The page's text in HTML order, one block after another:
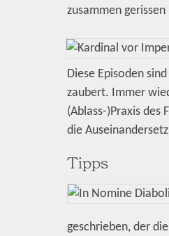
zusammen gerissen
Diese Episoden
zaubert. Immer
(Ablass-)Praxis des
die
Tipps
geschrieben, der